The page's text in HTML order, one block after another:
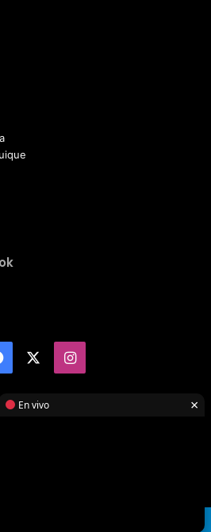
Facebook Instagram
TI 2026, All Rights Reserved
En vivo ×